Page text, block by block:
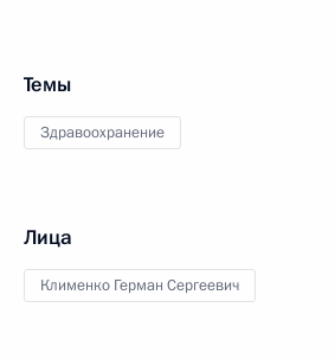
Темы
Здравоохранение
Лица
Клименко Герман Сергеевич